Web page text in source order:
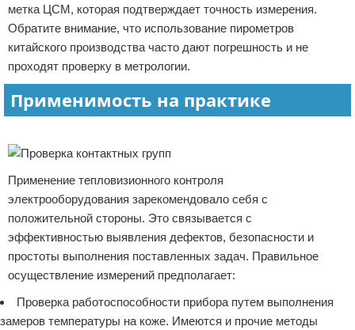
метка ЦСМ, которая подтверждает точность измерения.
Обратите внимание, что использование пирометров
китайского производства часто дают погрешность и не
проходят проверку в метрологии.
Применимость на практике
Применение тепловизионного контроля
электрооборудования зарекомендовало себя с
положительной стороны. Это связывается с
эффективностью выявления дефектов, безопасности и
простоты выполнения поставленных задач. Правильное
осуществление измерений предполагает:
Проверка работоспособности прибора путем выполнения
замеров температуры на коже. Имеются и прочие методы